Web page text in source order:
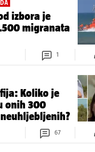
izbora je
migranata
1
Koliko je
onih 300
67